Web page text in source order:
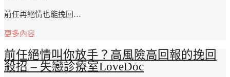
前任再絕情也能挽回…
更多內容
前任絕情叫你放手？高風險高回報的挽回
殺招 – 失戀診療室LoveDoc